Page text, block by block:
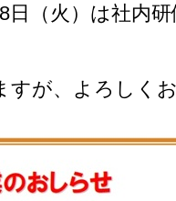
日（火）は社内
すが、よろしく